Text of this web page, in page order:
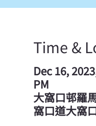
Time &
Dec 16,
PM
大窩口邨羅
窩口道大窩